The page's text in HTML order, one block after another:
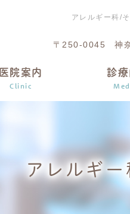
アレルギー科/
〒250-0045 神
医院案内
Clinic
診
アレルギ